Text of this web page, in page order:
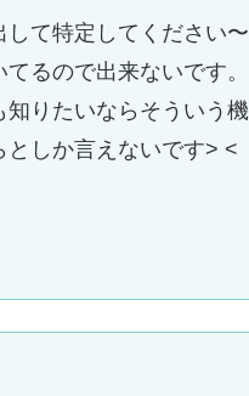
て特定してください
るので出来ないです。
りたいならそういう
しか言えないです> <